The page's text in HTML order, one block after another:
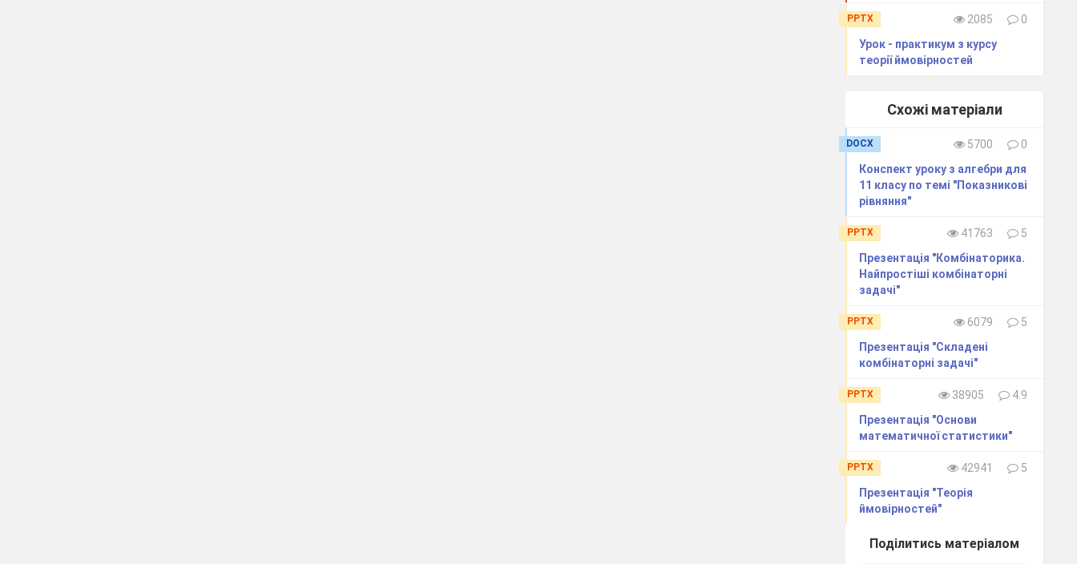
PPTX 2085
0
Урок - практикум з курсу
теорії ймовірностей
Схожі матеріали
DOCX 5700
0
Конспект уроку з алгебри для
11 класу по темі "Показникові
рівняння"
PPTX 41763
5
Презентація "Комбінаторика.
Найпростіші комбінаторні
задачі"
PPTX 6079
5
Презентація "Складені
комбінаторні задачі"
PPTX 38905
4.9
Презентація "Основи
математичної статистики"
PPTX 42941
5
Презентація "Теорія
ймовірностей"
Поділитись матеріалом